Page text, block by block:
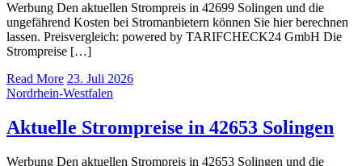
Werbung Den aktuellen Strompreis in 42699 Solingen und die
ungefährend Kosten bei Stromanbietern können Sie hier berechnen
lassen. Preisvergleich: powered by TARIFCHECK24 GmbH Die
Strompreise […]
Read More 23. Juli 2026
Nordrhein-Westfalen
Aktuelle Strompreise in 42653 Solingen
Werbung Den aktuellen Strompreis in 42653 Solingen und die